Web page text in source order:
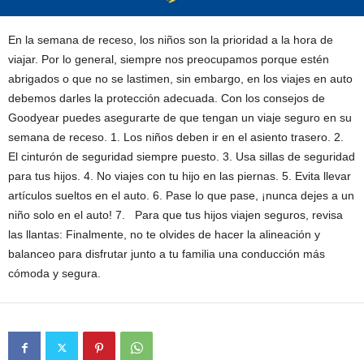
En la semana de receso, los niños son la prioridad a la hora de
viajar. Por lo general, siempre nos preocupamos porque estén
abrigados o que no se lastimen, sin embargo, en los viajes en auto
debemos darles la protección adecuada. Con los consejos de
Goodyear puedes asegurarte de que tengan un viaje seguro en su
semana de receso. 1. Los niños deben ir en el asiento trasero. 2.
El cinturón de seguridad siempre puesto. 3. Usa sillas de seguridad
para tus hijos. 4. No viajes con tu hijo en las piernas. 5. Evita llevar
artículos sueltos en el auto. 6. Pase lo que pase, ¡nunca dejes a un
niño solo en el auto! 7. Para que tus hijos viajen seguros, revisa
las llantas: Finalmente, no te olvides de hacer la alineación y
balanceo para disfrutar junto a tu familia una conducción más
cómoda y segura.